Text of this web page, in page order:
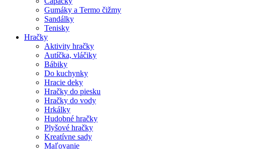
Gumáky a Termo čižmy
Sandálky
Tenisky
Hračky
Aktivity hračky
Autíčka, vláčiky
Bábiky
Do kuchynky
Hracie deky
Hračky do piesku
Hračky do vody
Hrkálky
Hudobné hračky
Plyšové hračky
Kreatívne sady
Maľovanie